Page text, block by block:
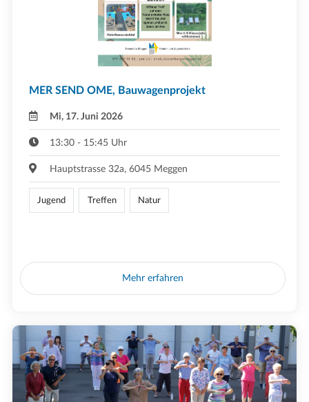
MER SEND OME, Bauwagenprojekt
Mi, 17. Juni 2026
13:30 - 15:45 Uhr
Hauptstrasse 32a, 6045 Meggen
Jugend Treffen Natur
Mehr erfahren